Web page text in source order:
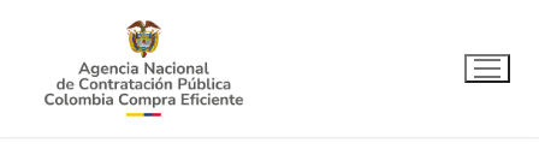
contenido